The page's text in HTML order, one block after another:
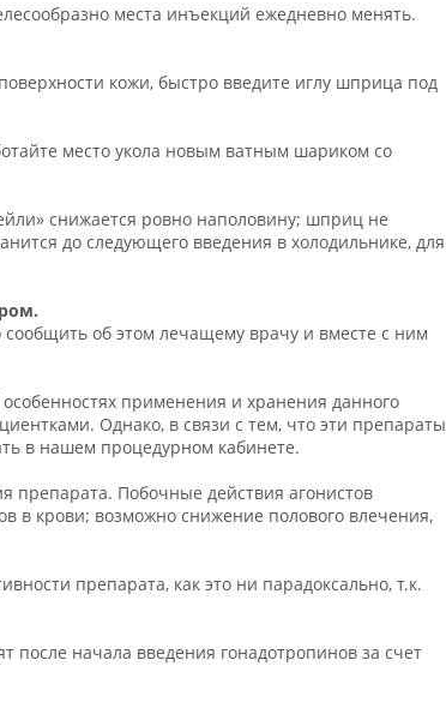
места инъекций ежедневно менять.
кожи, быстро введите иглу шприца под
место укола новым ватным шариком со
снижается ровно наполовину; шприц не
до следующего введения в холодильнике, для
об этом лечащему врачу и вместе с ним
применения и хранения данного
Однако, в связи с тем, что эти препараты
в нашем процедурном кабинете.
препарата. Побочные действия агонистов
в крови; возможно снижение полового влечения,
препарата, как это ни парадоксально, т.к.
начала введения гонадотропинов за счет